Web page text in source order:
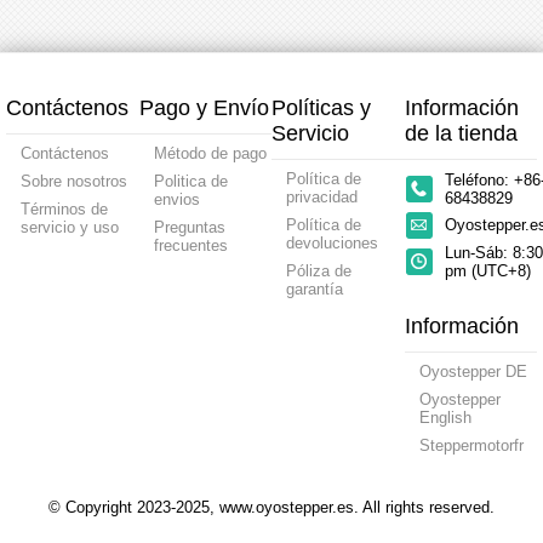
a
controlador
y
fuente
alimentación
grados
Motor
paso
controlador
fuente
alimentación
1,8
17
Motor
paso
paso
y
controlador
grados
Motor
paso
a
y
Contáctenos
Contáctenos
Sobre nosotros
Términos de
servicio y uso
Pago y Envío
Método de pago
Politica de
envios
Preguntas
frecuentes
Políticas y
Servicio
Política de
privacidad
Política de
devoluciones
Póliza de
garantía
Información
de la tienda
Teléfono:
68438829
Lun-Sáb:
pm (UTC+8)
Información
Oyostepper DE
Oyostepper
English
Steppermotorfr
© Copyright 2023-2025, www.oyostepper.es. All rights reserved.